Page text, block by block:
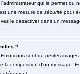
qui le permet ou
une mesure de sécuritépour
le désactiver dans un
?
sont de petites
la composition d'un message.